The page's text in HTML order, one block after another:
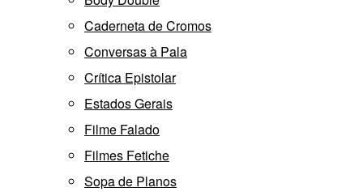
Caderneta de Cromos
Conversas à Pala
Crítica Epistolar
Estados Gerais
Filme Falado
Filmes Fetiche
Sopa de Planos